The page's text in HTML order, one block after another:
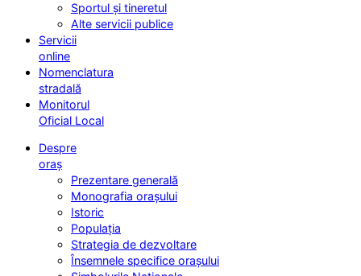
Sportul și tineretul
Alte servicii publice
Servicii
online
Nomenclatura
stradală
Monitorul
Oficial Local
Despre
oraș
Prezentare generală
Monografia orașului
Istoric
Populația
Strategia de dezvoltare
Însemnele specifice orașului